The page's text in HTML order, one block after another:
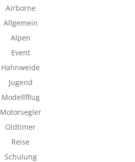
Airborne
Allgemein
Alpen
Event
Hahnweide
Jugend
Modellfllug
Motorsegler
Oldtimer
Reise
Schulung